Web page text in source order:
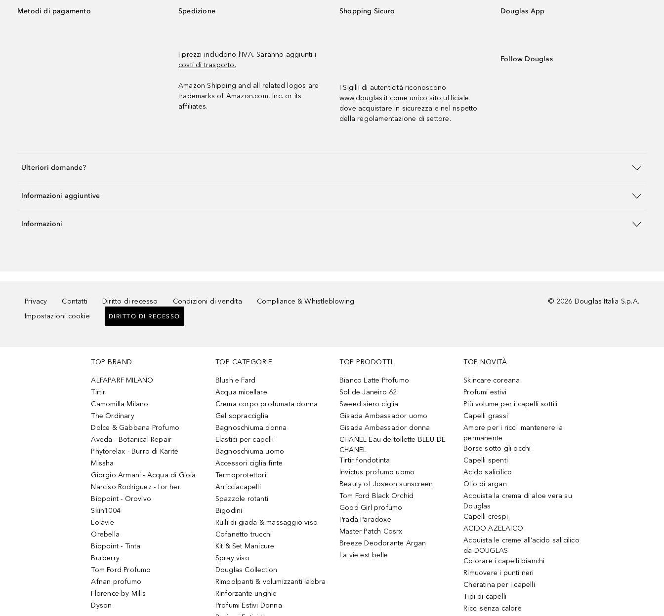
Metodi di pagamento Spedizione
I prezzi includono l’IVA. Saranno aggiunti i
costi di trasporto.
Amazon Shipping and all related logos are
trademarks of Amazon.com, Inc. or its
affiliates.
Shopping Sicuro
I Sigilli di autenticità riconoscono
www.douglas.it come unico sito ufficiale
dove acquistare in sicurezza e nel rispetto
della regolamentazione di settore.
Douglas App
Follow Douglas
Ulteriori domande?
Informazioni aggiuntive
Informazioni
Privacy Contatti Diritto di recesso Condizioni di vendita
Compliance & Whistleblowing
Impostazioni cookie
DIRITTO DI RECESSO
© 2026 Douglas Italia S.p.A.
TOP BRAND
ALFAPARF MILANO
Tirtir
Camomilla Milano
The Ordinary
Dolce & Gabbana Profumo
Aveda - Botanical Repair
Phytorelax - Burro di Karitè
Missha
Giorgio Armani - Acqua di Gioia
Narciso Rodriguez - for her
Biopoint - Orovivo
Skin1004
Lolavie
Orebella
Biopoint - Tinta
Burberry
Tom Ford Profumo
Afnan profumo
Florence by Mills
Dyson
TOP CATEGORIE
Blush e Fard
Acqua micellare
Crema corpo profumata donna
Gel sopracciglia
Bagnoschiuma donna
Elastici per capelli
Bagnoschiuma uomo
Accessori ciglia finte
Termoprotettori
Arricciacapelli
Spazzole rotanti
Bigodini
Rulli di giada & massaggio viso
Cofanetto trucchi
Kit & Set Manicure
Spray viso
Douglas Collection
Rimpolpanti & volumizzanti labbra
Rinforzante unghie
Profumi Estivi Donna
TOP PRODOTTI
Bianco Latte Profumo
Sol de Janeiro 62
Sweed siero ciglia
Gisada Ambassador uomo
Gisada Ambassador donna
CHANEL Eau de toilette BLEU DE
CHANEL
Tirtir fondotinta
Invictus profumo uomo
Beauty of Joseon sunscreen
Tom Ford Black Orchid
Good Girl profumo
Prada Paradoxe
Master Patch Cosrx
Breeze Deodorante Argan
La vie est belle
TOP NOVITÀ
Skincare coreana
Profumi estivi
Più volume per i capelli sottili
Capelli grassi
Amore per i ricci: mantenere la
permanente
Borse sotto gli occhi
Capelli spenti
Acido salicilico
Olio di argan
Acquista la crema di aloe vera su
Douglas
Capelli crespi
ACIDO AZELAICO
Acquista le creme all’acido salicilico
da DOUGLAS
Colorare i capelli bianchi
Rimuovere i punti neri
Cheratina per i capelli
Tipi di capelli
Ricci senza calore